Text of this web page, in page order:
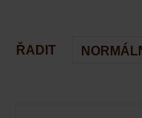
ŘADIT